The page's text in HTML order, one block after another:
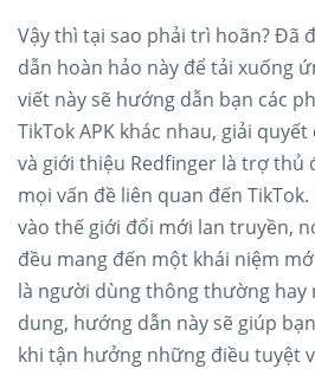
Vậy thì tại sao phải trì hoãn? Đã
dẫn hoàn hảo này để tải xuống
viết này sẽ hướng dẫn bạn các
TikTok APK khác nhau, giải
và giới thiệu Redfinger là trợ thủ
mọi vấn đề liên quan đến
vào thế giới đổi mới lan truyền,
đều mang đến một khái niệm
là người dùng thông thường hay
dung, hướng dẫn này sẽ giúp
khi tận hưởng những điều tuyệt